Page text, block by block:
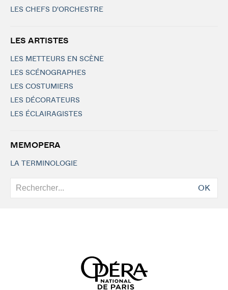
LES CHEFS D'ORCHESTRE
LES ARTISTES
LES METTEURS EN SCÈNE
LES SCÉNOGRAPHES
LES COSTUMIERS
LES DÉCORATEURS
LES ÉCLAIRAGISTES
MEMOPERA
LA TERMINOLOGIE
OK